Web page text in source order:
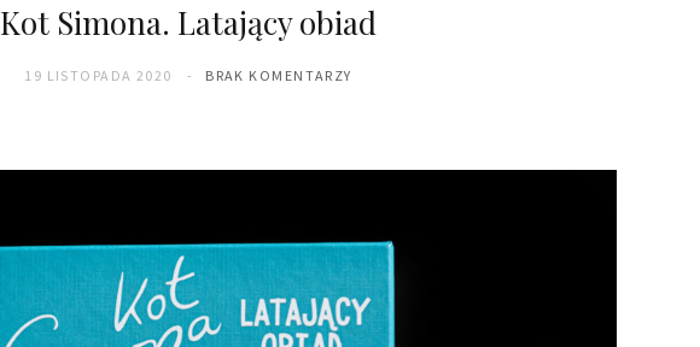
Kot Simona. Latający obiad
19 LISTOPADA 2020 BRAK KOMENTARZY